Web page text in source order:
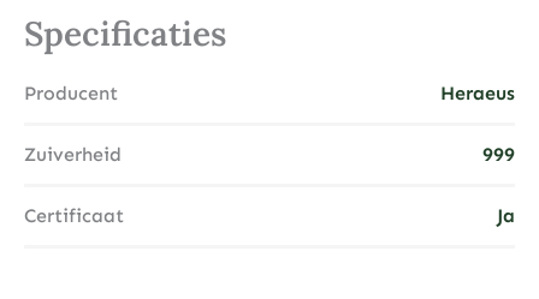
Specificaties
Producent Heraeus
Zuiverheid 999
Certificaat Ja